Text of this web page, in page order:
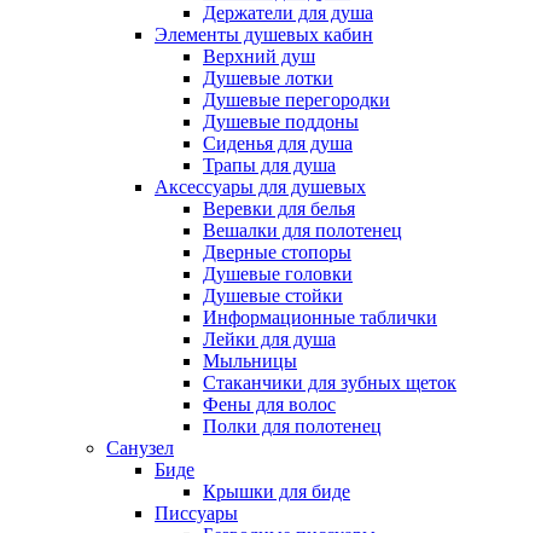
Держатели для душа
Элементы душевых кабин
Верхний душ
Душевые лотки
Душевые перегородки
Душевые поддоны
Сиденья для душа
Трапы для душа
Аксессуары для душевых
Веревки для белья
Вешалки для полотенец
Дверные стопоры
Душевые головки
Душевые стойки
Информационные таблички
Лейки для душа
Мыльницы
Стаканчики для зубных щеток
Фены для волос
Полки для полотенец
Санузел
Биде
Крышки для биде
Писсуары